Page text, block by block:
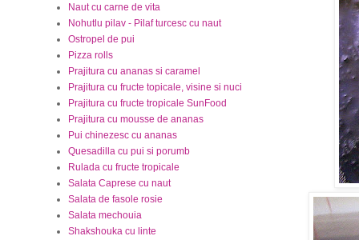
Naut cu carne de vita
Nohutlu pilav - Pilaf turcesc cu naut
Ostropel de pui
Pizza rolls
Prajitura cu ananas si caramel
Prajitura cu fructe topicale, visine si nuci
Prajitura cu fructe tropicale SunFood
Prajitura cu mousse de ananas
Pui chinezesc cu ananas
Quesadilla cu pui si porumb
Rulada cu fructe tropicale
Salata Caprese cu naut
Salata de fasole rosie
Salata mechouia
Shakshouka cu linte